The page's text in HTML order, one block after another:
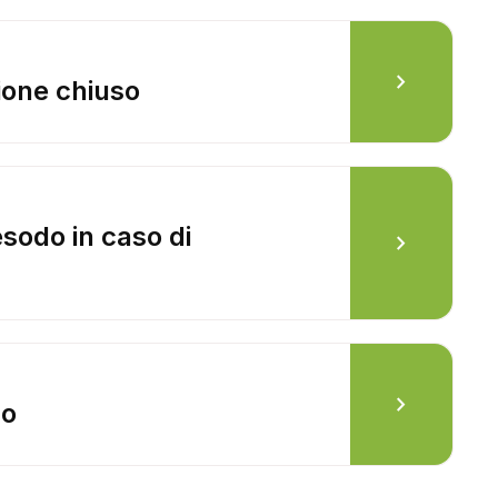
chiuso chevron_right
in caso di
chevron_right
chevron_right